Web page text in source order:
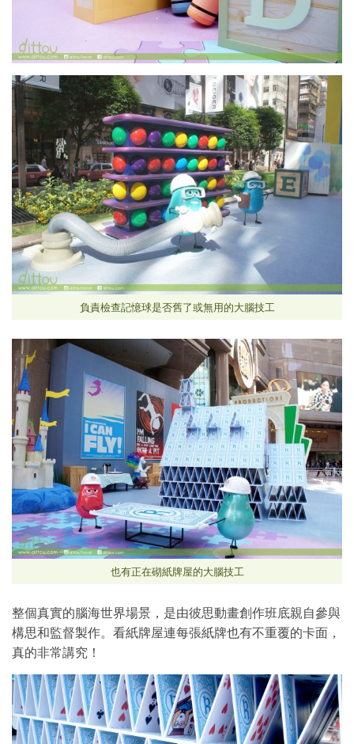
負責檢查記憶球是否舊了或無用的大腦技工
也有正在砌紙牌屋的大腦技工
整個真實的腦海世界場景，是由彼思動畫創作班底親自參與
構思和監督製作。看紙牌屋連每張紙牌也有不重覆的卡面，
真的非常講究！